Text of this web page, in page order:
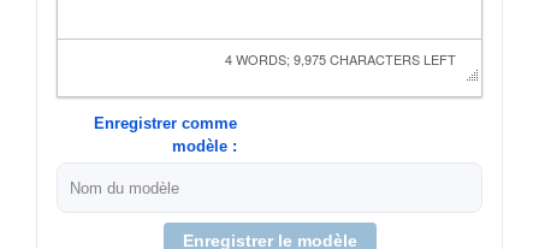
4 WORDS; 9,975 CHARACTERS LEFT
Enregistrer comme
modèle :
Enregistrer le modèle